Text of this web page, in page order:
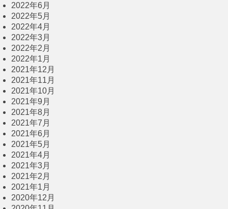
2022年6月
2022年5月
2022年4月
2022年3月
2022年2月
2022年1月
2021年12月
2021年11月
2021年10月
2021年9月
2021年8月
2021年7月
2021年6月
2021年5月
2021年4月
2021年3月
2021年2月
2021年1月
2020年12月